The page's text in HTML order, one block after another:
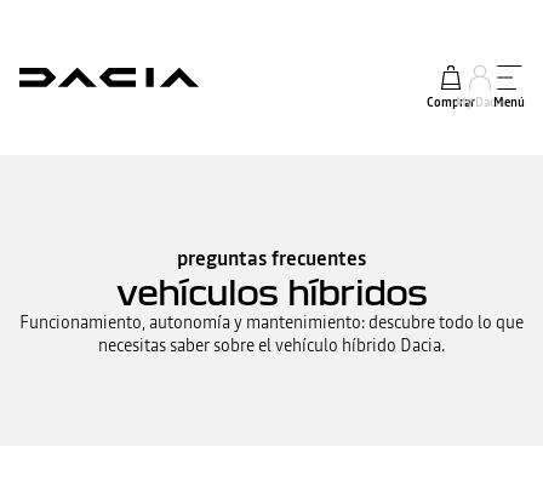
ComprarMy DaciaMenú
preguntas frecuentes
vehículos híbridos
Funcionamiento, autonomía y mantenimiento: descubre todo lo que
necesitas saber sobre el vehículo híbrido Dacia.